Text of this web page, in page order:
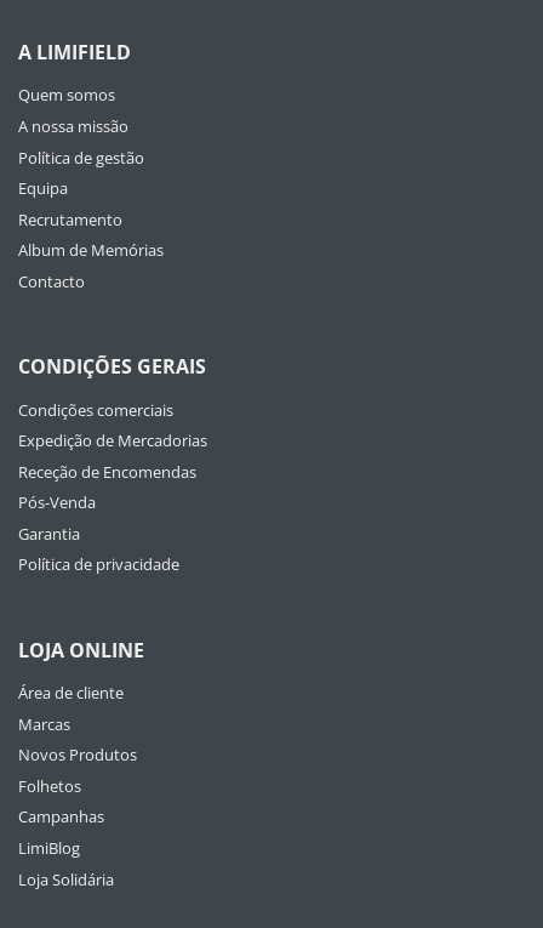
A LIMIFIELD
Quem somos
A nossa missão
Política de gestão
Equipa
Recrutamento
Album de Memórias
Contacto
CONDIÇÕES GERAIS
Condições comerciais
Expedição de Mercadorias
Receção de Encomendas
Pós-Venda
Garantia
Política de privacidade
LOJA ONLINE
Área de cliente
Marcas
Novos Produtos
Folhetos
Campanhas
LimiBlog
Loja Solidária